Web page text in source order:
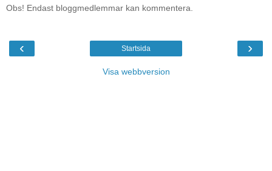
Obs! Endast bloggmedlemmar kan kommentera.
‹ ›
Startsida
Visa webbversion